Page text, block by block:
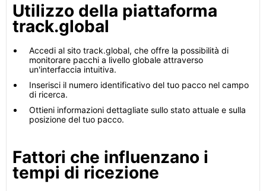
Utilizzo della piattaforma
track.global
Accedi al sito track.global, che offre la possibilità di
monitorare pacchi a livello globale attraverso
un'interfaccia intuitiva.
Inserisci il numero identificativo del tuo pacco nel campo
di ricerca.
Ottieni informazioni dettagliate sullo stato attuale e sulla
posizione del tuo pacco.
Fattori che influenzano i
tempi di ricezione